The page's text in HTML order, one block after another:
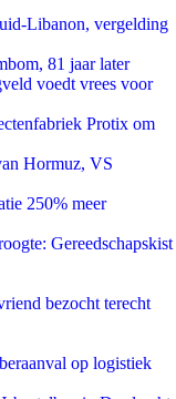
Libanon, vergelding
81 jaar later
voedt vrees voor
Protix om
Hormuz, VS
250% meer
Gereedschapskist
bezocht terecht
op logistiek